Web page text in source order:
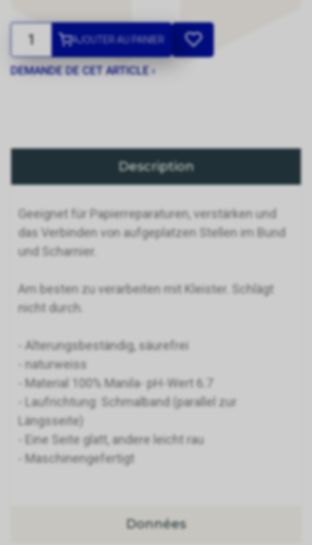
AJOUTER AU PANIER
DEMANDE DE CET ARTICLE ›
Description
Geeignet für Papierreparaturen, verstärken und
das Verbinden von aufgeplatzen Stellen im Bund
und Scharnier.
Am besten zu verarbeiten mit Kleister. Schlägt
nicht durch.
- Alterungsbeständig, säurefrei
- naturweiss
- Material 100% Manila- pH-Wert 6.7
- Laufrichtung: Schmalband (parallel zur
Längsseite)
- Eine Seite glatt, andere leicht rau
- Maschinengefertigt
Données